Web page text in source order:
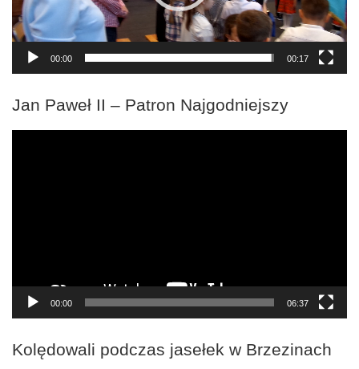
00:00 00:17
Jan Paweł II – Patron Najgodniejszy
00:00 06:37
Kolędowali podczas jasełek w Brzezinach